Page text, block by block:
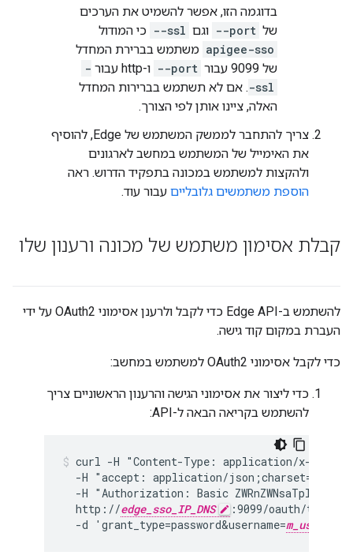
בדוגמה הזו, אפשר להשמיט את הערכים
של --port וגם --ssl כי המודול
apigee-sso משתמש בברירת המחדל
של 9099 עבור
--port ו-http עבור
-
-ssl. אם לא תשתמש בברירות המחדל
האלה, ציינו אותן לפי הצורך.
צריך להתחבר לממשק המשתמש של Edge, להוסיף
את האימייל של המשתמש במחשב לארגונים
ולהקצות למשתמש במכונה בתפקיד הדרוש. ראה
הוספת משתמשים גלובליים עבור עוד.
קבלת אסימון משתמש של מכונה ורענון שלו
להשתמש ב-Edge API כדי לקבל ולרענן אסימוני OAuth2 על ידי
העברת במקום קוד גישה.
כדי לקבל אסימוני OAuth2 למשתמש במחשב:
כדי ליצור את אסימוני הגישה והרענון הראשוניים צריך
להשתמש בקריאה הבאה ל-API:
curl -H "Content-Type: application/x-www-
-H "accept: application/json;charset=utf-8"
-H "Authorization: Basic
  http://
edge_sso_IP_DNS
:9099/oauth/token
  -d 'grant_type=password&username=